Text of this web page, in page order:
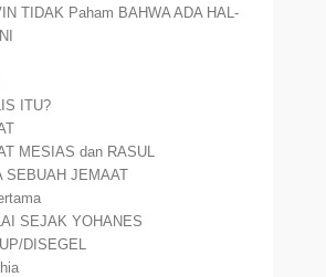
TIDAK Paham BAHWA ADA HAL-
ITU?
MESIAS dan RASUL
SEBUAH JEMAAT
SEJAK YOHANES
DISEGEL